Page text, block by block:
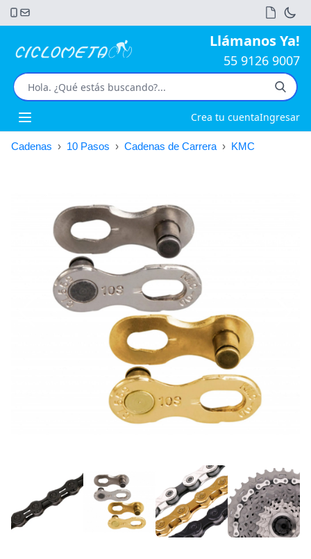
Llámanos Ya!
55 9126 9007
Open main menu Crea tu cuentaIngresar
Cadenas › 10 Pasos › Cadenas de Carrera › KMC